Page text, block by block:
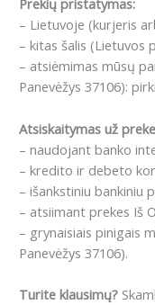
Prekių pristatymas:
– Lietuvoje (kurjeris
– kitas šalis (Lietuvos
– atsiėmimas mūsų
Panevėžys 37106):
Atsiskaitymas už
– naudojant banko
– kredito ir debeto
– išankstiniu bankiniu
– atsiimant prekes Iš
– grynaisiais pinigais
Panevėžys 37106).
Turite klausimų?